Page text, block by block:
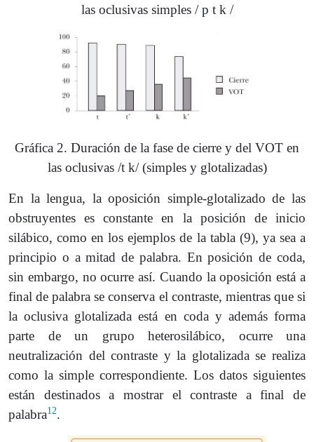
las oclusivas simples / p t k /
Gráfica 2. Duración de la fase de cierre y del VOT en
las oclusivas /t k/ (simples y glotalizadas)
En la lengua, la oposición simple-glotalizado de las
obstruyentes es constante en la posición de inicio
silábico, como en los ejemplos de la tabla (9), ya sea a
principio o a mitad de palabra. En posición de coda,
sin embargo, no ocurre así. Cuando la oposición está a
final de palabra se conserva el contraste, mientras que si
la oclusiva glotalizada está en coda y además forma
parte de un grupo heterosilábico, ocurre una
neutralización del contraste y la glotalizada se realiza
como la simple correspondiente. Los datos siguientes
están destinados a mostrar el contraste a final de
palabra12.